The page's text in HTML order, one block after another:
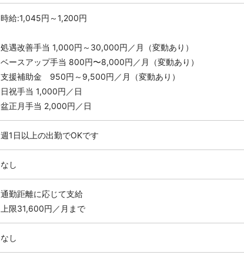
時給:1,045円～1,200円
処遇改善手当 1,000円～30,000円／月（変動あり）
ベースアップ手当 800円〜8,000円／月（変動あり）
支援補助金 950円～9,500円／月（変動あり）
日祝手当 1,000円／日
盆正月手当 2,000円／日
週1日以上の出勤でOKです
なし
通勤距離に応じて支給
上限31,600円／月まで
なし